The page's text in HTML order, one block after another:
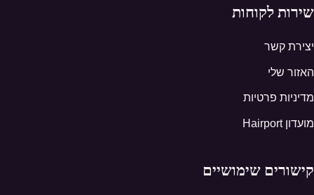
שירות לקוחות
יצירת קשר
האזור שלי
מדיניות פרטיות
מועדון Hairport
קישורים שימושיים